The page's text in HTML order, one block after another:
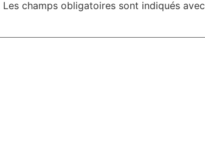
Les champs obligatoires sont indiqués avec